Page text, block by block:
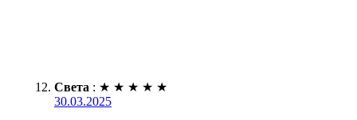
Света : ★ ★ ★ ★ ★
30.03.2025